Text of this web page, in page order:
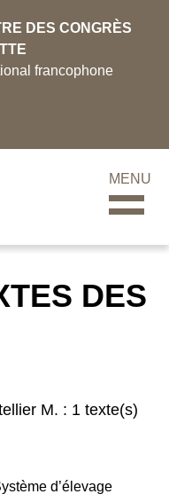
DES CONGRÈS
francophone
MENU
DES
M. : 1 texte(s)
d’élevage